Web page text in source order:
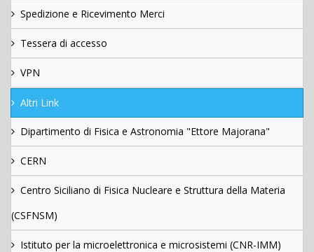
Spedizione e Ricevimento Merci
Tessera di accesso
VPN
Altri Link
Dipartimento di Fisica e Astronomia "Ettore Majorana"
CERN
Centro Siciliano di Fisica Nucleare e Struttura della Materia
(CSFNSM)
Istituto per la microelettronica e microsistemi (CNR-IMM)